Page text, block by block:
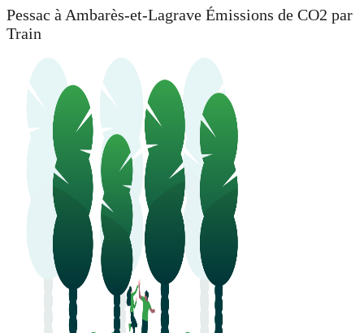
Pessac à Ambarès-et-Lagrave Émissions de CO2 par
Train